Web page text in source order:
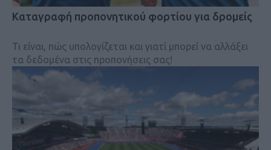
Kαταγραφή προπονητικού φορτίου για δρομείς
Τι είναι, πώς υπολογίζεται και γιατί μπορεί να αλλάξει
τα δεδομένα στις προπονήσεις σας!